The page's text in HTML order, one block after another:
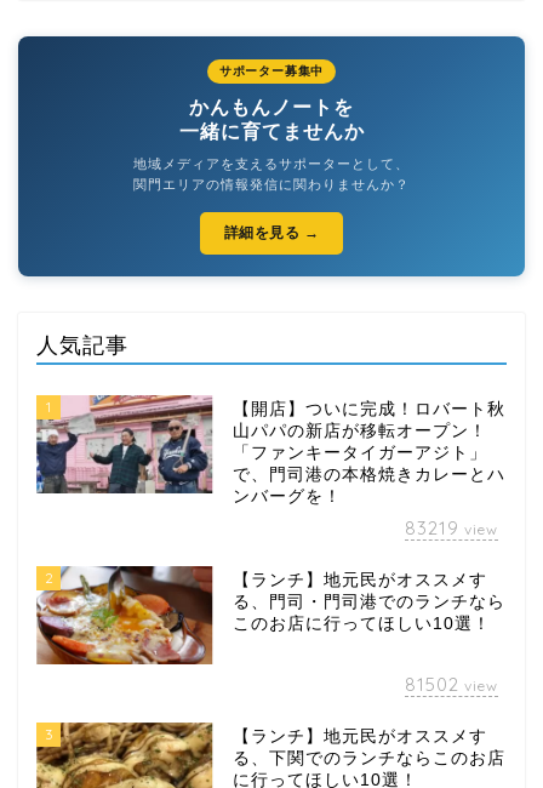
サポーター募集中
かんもんノートを
一緒に育てませんか
地域メディアを支えるサポーターとして、
関門エリアの情報発信に関わりませんか？
詳細を見る →
人気記事
1
【開店】ついに完成！ロバート秋
山パパの新店が移転オープン！
「ファンキータイガーアジト」
で、門司港の本格焼きカレーとハ
ンバーグを！
83219 view
2
【ランチ】地元民がオススメす
る、門司・門司港でのランチなら
このお店に行ってほしい10選！
81502 view
3
【ランチ】地元民がオススメす
る、下関でのランチならこのお店
に行ってほしい10選！